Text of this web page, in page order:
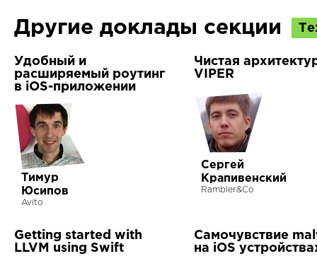
Другие доклады секции
Удобный и
расширяемый роутинг
в iOS-приложении
Тимур
Юсипов
Avito
Чистая
VIPER
Сергей
Крапивенский
Rambler&Co
Getting started with
LLVM using Swift
Самочувствие
на iOS